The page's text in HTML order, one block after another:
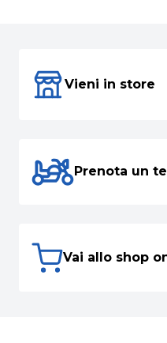
Vieni in store
Prenota un
Vai allo shop